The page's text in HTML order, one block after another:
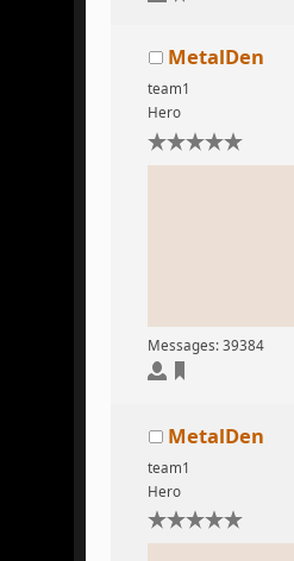
MetalDen
team1
Hero
Messages: 39384
MetalDen
team1
Hero